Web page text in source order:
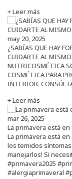
+ Leer más
may 20, 2025
¿SABÍAS QUE HAY
CUIDARTE AL
NUTRICOSMÉTICA
COSMÉTICA PARA
INTERIOR.
+ Leer más
mar 26, 2025
La primavera está en
La primavera está en
los temidos
manejarlos! Si
#primavera2025
#alergiaprimaveral